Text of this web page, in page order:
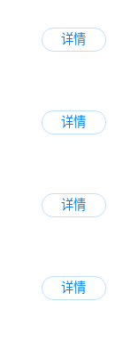
详情
详情
详情
详情